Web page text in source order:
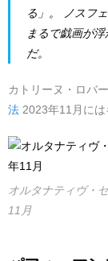
る」。
ノスフ
まるで戯画が
だ。
カトリーヌ・ロバ
法 2023年11月には
オルタナティヴ・
11月